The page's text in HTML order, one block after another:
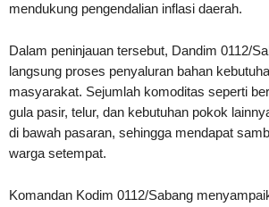
mendukung pengendalian inflasi daerah.
Dalam peninjauan tersebut, Dandim 0112/
langsung proses penyaluran bahan
masyarakat. Sejumlah komoditas seperti
gula pasir, telur, dan kebutuhan pokok
di bawah pasaran, sehingga mendapat
warga setempat.
Komandan Kodim 0112/Sabang